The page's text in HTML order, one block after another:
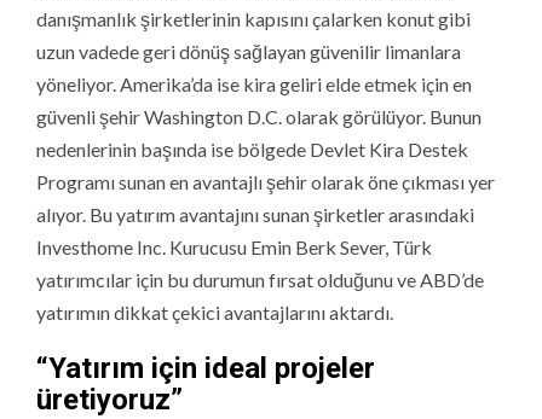
danışmanlık şirketlerinin kapısını çalarken konut gibi
uzun vadede geri dönüş sağlayan güvenilir limanlara
yöneliyor. Amerika’da ise kira geliri elde etmek için en
güvenli şehir Washington D.C. olarak görülüyor. Bunun
nedenlerinin başında ise bölgede Devlet Kira Destek
Programı sunan en avantajlı şehir olarak öne çıkması yer
alıyor. Bu yatırım avantajını sunan şirketler arasındaki
Investhome Inc. Kurucusu Emin Berk Sever, Türk
yatırımcılar için bu durumun fırsat olduğunu ve ABD’de
yatırımın dikkat çekici avantajlarını aktardı.
“Yatırım için ideal projeler
üretiyoruz”